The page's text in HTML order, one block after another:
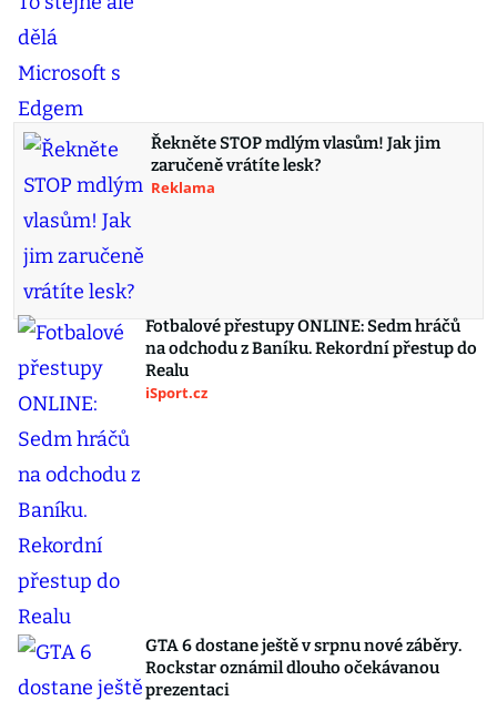
Řekněte STOP mdlým vlasům! Jak jim
zaručeně vrátíte lesk?
Reklama
Fotbalové přestupy ONLINE: Sedm hráčů
na odchodu z Baníku. Rekordní přestup do
Realu
iSport.cz
GTA 6 dostane ještě v srpnu nové záběry.
Rockstar oznámil dlouho očekávanou
prezentaci